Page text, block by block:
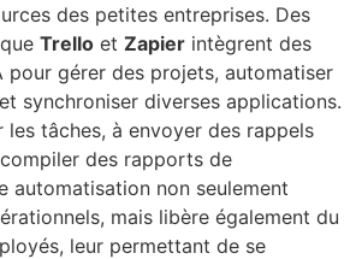
des petites entreprises. Des
Trello et Zapier intègrent des
pour gérer des projets, automatiser
synchroniser diverses applications.
les tâches, à envoyer des rappels
des rapports de
automatisation non seulement
mais libère également du
leur permettant de se